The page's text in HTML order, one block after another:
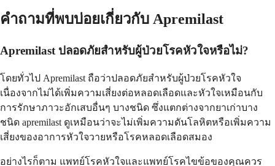
คำถามที่พบบ่อยเกี่ยวกับ Apremilast
Apremilast ปลอดภัยสำหรับผู้ป่วยโรคหัวใจหรือไม่?
โดยทั่วไป Apremilast ถือว่าปลอดภัยสำหรับผู้ป่วยโรคหัวใจ
เนื่องจากไม่ได้เพิ่มความเสี่ยงต่อหลอดเลือดและหัวใจเหมือนกับ
การรักษาภาวะอักเสบอื่นๆ บางชนิด ซึ่งแตกต่างจากยาเก่าบาง
ชนิด apremilast ดูเหมือนว่าจะไม่เพิ่มความดันโลหิตหรือเพิ่มความ
เสี่ยงของอาการหัวใจวายหรือโรคหลอดเลือดสมอง
อย่างไรก็ตาม แพทย์โรคหัวใจและแพทย์โรคไขข้อของคุณควร